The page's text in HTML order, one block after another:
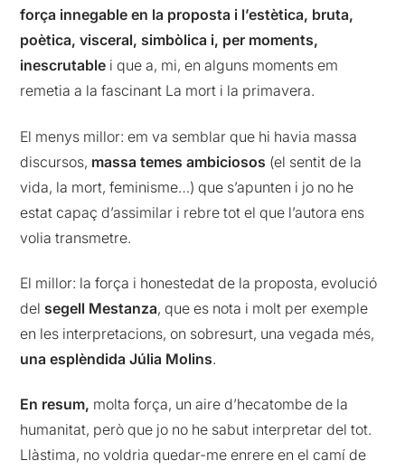
força innegable en la proposta i l’estètica, bruta,
poètica, visceral, simbòlica i, per moments,
inescrutable i que a, mi, en alguns moments em
remetia a la fascinant La mort i la primavera.
El menys millor: em va semblar que hi havia massa
discursos, massa temes ambiciosos (el sentit de la
vida, la mort, feminisme…) que s’apunten i jo no he
estat capaç d’assimilar i rebre tot el que l’autora ens
volia transmetre.
El millor: la força i honestedat de la proposta, evolució
del segell Mestanza, que es nota i molt per exemple
en les interpretacions, on sobresurt, una vegada més,
una esplèndida Júlia Molins.
En resum, molta força, un aire d’hecatombe de la
humanitat, però que jo no he sabut interpretar del tot.
Llàstima, no voldria quedar-me enrere en el camí de